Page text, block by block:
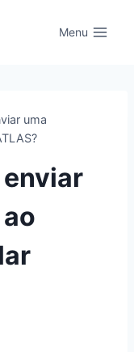
Menu
uma